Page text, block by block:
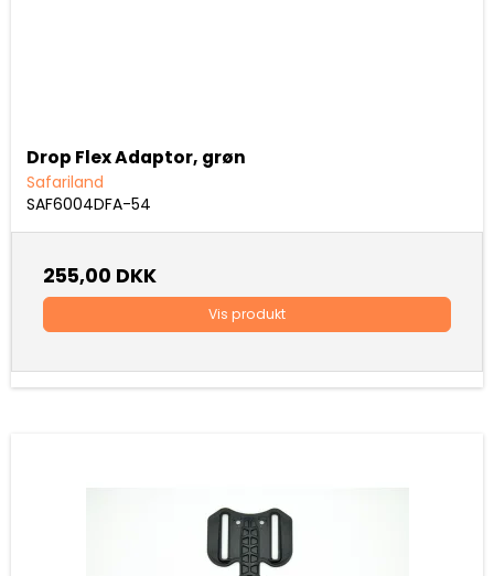
Drop Flex Adaptor, grøn
Safariland
SAF6004DFA-54
255,00 DKK
Vis produkt